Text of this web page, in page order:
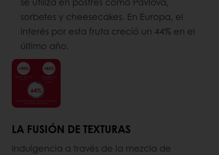
sorbetes y cheesecakes. En Europa, el
interés por esta fruta creció un 44% en el
último año.
LA FUSIÓN DE TEXTURAS
Indulgencia a través de la mezcla de